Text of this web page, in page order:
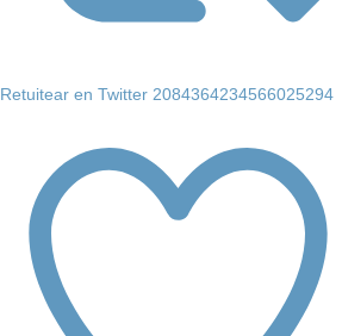
Retuitear en Twitter 2084364234566025294